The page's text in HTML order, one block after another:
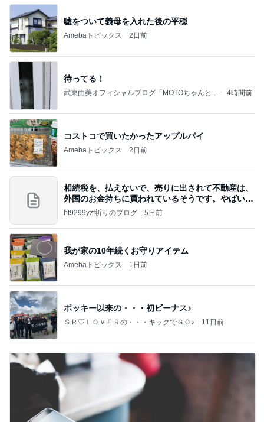
嘘をついて義母を入れた後の平穏
Amebaトピックス 2日前
待ってる！
武東由美オフィシャルブログ「MOTOちゃんとの
4時間前
コストコで買いたかったアップルパイ
Amebaトピックス 2日前
相続税を、払えないで、売りに出されて不動産は、
外国のお金持ちに買われているそうです。やばいで
すよ
ht9299yzf祈りのブログ 5日前
我が家の10年続くお守りアイテム
Amebaトピックス 1日前
ポッキー以来の・・・初ビーナス♪
ＳＲ♡ＬＯＶＥＲの・・・キックでＧＯ♪ 11日前